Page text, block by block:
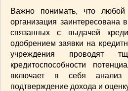
ДЕТСКОЕ МЕНЮ(1)
МОДА(102)
РЕМОНТ(28)
японская кухня(1)
Важно понимать, что любой
организация заинтересована
связанных с выдачей
одобрением заявки на
учреждения проводят
кредитоспособности
включает в себя анализ
подтверждение дохода и